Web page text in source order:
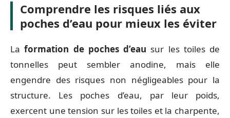
Comprendre les risques liés aux
poches d’eau pour mieux les éviter
Laformation de poches d’eau sur les toiles de
tonnelles peut sembler anodine, mais elle
engendre des risques non négligeables pour la
structure. Les poches d’eau, par leur poids,
exercent une tension sur les toiles et la charpente,